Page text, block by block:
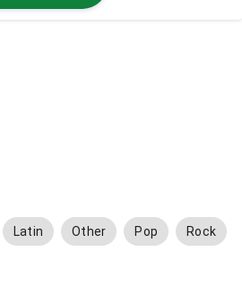
Latin Other Pop Rock